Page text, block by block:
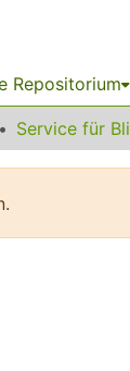
Repositorium